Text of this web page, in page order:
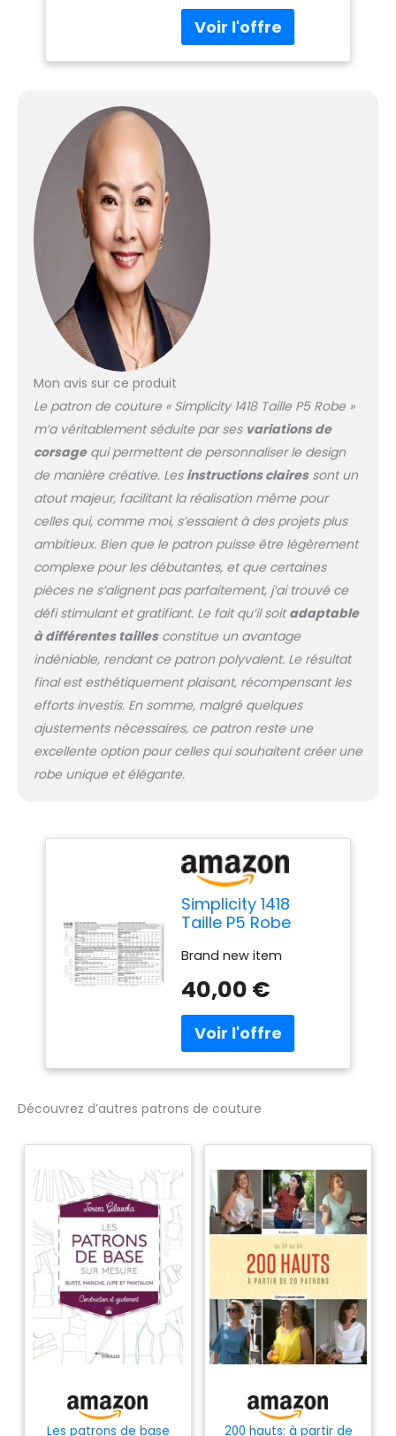
Mon avis sur ce produit
Le patron de couture « Simplicity 1418 Taille P5 Robe »
m’a véritablement séduite par ses variations de
corsagequi permettent de personnaliser le design
de manière créative. Les instructions clairessont un
atout majeur, facilitant la réalisation même pour
celles qui, comme moi, s’essaient à des projets plus
ambitieux. Bien que le patron puisse être légèrement
complexe pour les débutantes, et que certaines
pièces ne s’alignent pas parfaitement, j’ai trouvé ce
défi stimulant et gratifiant. Le fait qu’il soitadaptable
à différentes taillesconstitue un avantage
indéniable, rendant ce patron polyvalent. Le résultat
final est esthétiquement plaisant, récompensant les
efforts investis. En somme, malgré quelques
ajustements nécessaires, ce patron reste une
excellente option pour celles qui souhaitent créer une
robe unique et élégante.
Simplicity 1418
Taille P5 Robe
avec Corsage
Variations
Brand new item
40,00 €
Découvrez d’autres patrons de couture
Les patrons de base 200 hauts: à partir de